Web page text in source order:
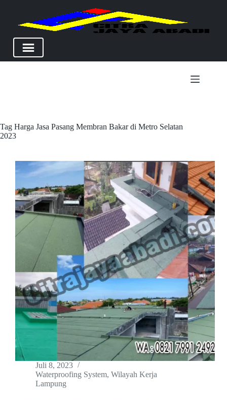
Tag Harga Jasa Pasang Membran Bakar di Metro Selatan
2023
Juli 8, 2023
Waterproofing System, Wilayah Kerja
Lampung